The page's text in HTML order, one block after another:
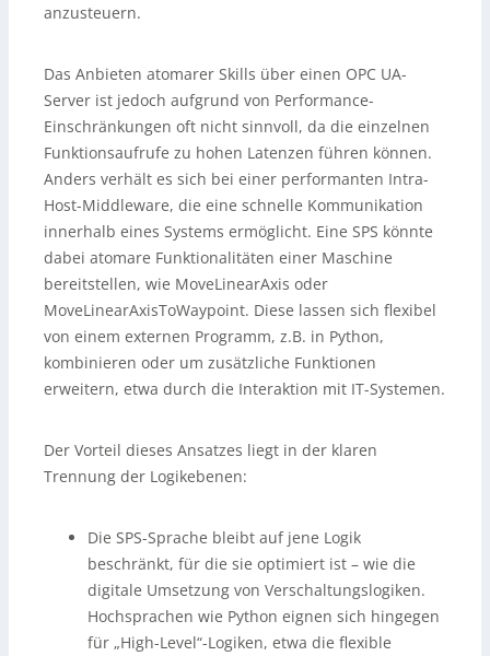
anzusteuern.
Das Anbieten atomarer Skills über einen OPC UA-
Server ist jedoch aufgrund von Performance-
Einschränkungen oft nicht sinnvoll, da die einzelnen
Funktionsaufrufe zu hohen Latenzen führen können.
Anders verhält es sich bei einer performanten Intra-
Host-Middleware, die eine schnelle Kommunikation
innerhalb eines Systems ermöglicht. Eine SPS könnte
dabei atomare Funktionalitäten einer Maschine
bereitstellen, wie MoveLinearAxis oder
MoveLinearAxisToWaypoint. Diese lassen sich flexibel
von einem externen Programm, z.B. in Python,
kombinieren oder um zusätzliche Funktionen
erweitern, etwa durch die Interaktion mit IT-Systemen.
Der Vorteil dieses Ansatzes liegt in der klaren
Trennung der Logikebenen:
Die SPS-Sprache bleibt auf jene Logik
beschränkt, für die sie optimiert ist – wie die
digitale Umsetzung von Verschaltungslogiken.
Hochsprachen wie Python eignen sich hingegen
für „High-Level“-Logiken, etwa die flexible